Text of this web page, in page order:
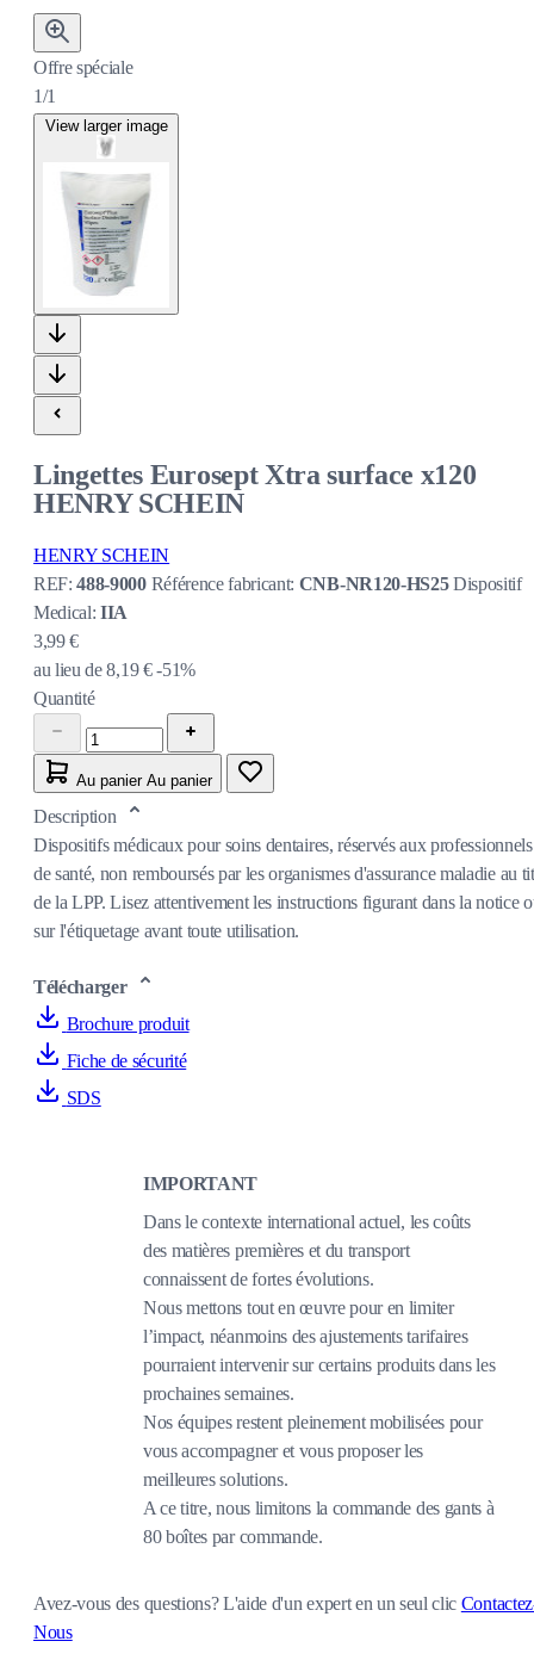
Offre spéciale
1/1
View larger image
Lingettes Eurosept Xtra surface x120
HENRY SCHEIN
HENRY SCHEIN
REF:488-9000 Référence fabricant: CNB-NR120-HS25Dispositif
Medical:IIA
3,99 €
au lieu de8,19 € -51%
Quantité
Au panier Au panier
Description
Dispositifs médicaux pour soins dentaires, réservés aux professionnels
de santé, non remboursés par les organismes d'assurance maladie au
de la LPP. Lisez attentivement les instructions figurant dans la notice
sur l'étiquetage avant toute utilisation.
Télécharger
Brochure produit
Fiche de sécurité
SDS
IMPORTANT
Dans le contexte international actuel, les coûts
des matières premières et du transport
connaissent de fortes évolutions.
Nous mettons tout en œuvre pour en limiter
l’impact, néanmoins des ajustements tarifaires
pourraient intervenir sur certains produits dans les
prochaines semaines.
Nos équipes restent pleinement mobilisées pour
vous accompagner et vous proposer les
meilleures solutions.
A ce titre, nous limitons la commande des gants à
80 boîtes par commande.
Avez-vous des questions?L'aide d'un expert en un seul clic
Nous